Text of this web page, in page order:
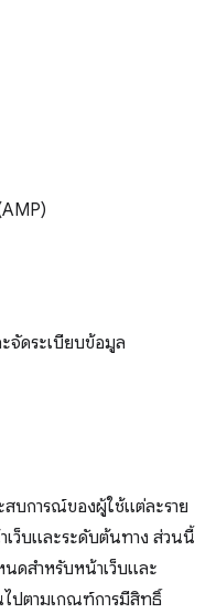
จัดระเบียบข้อมูล
บการณ์ของผู้ใช้แต่ละราย
เว็บและระดับต้นทาง ส่วนนี้
ดสำหรับหน้าเว็บและ
ปตามเกณฑ์การมีสิทธิ์